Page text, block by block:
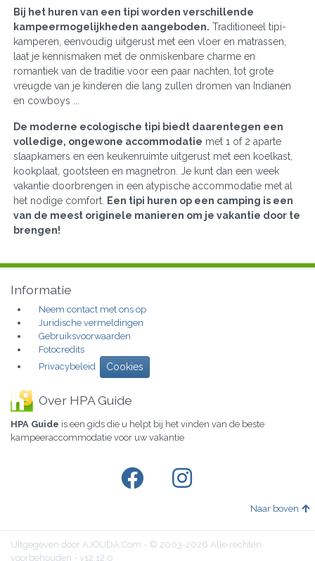
Bij het huren van een tipi worden verschillende
kampeermogelijkheden aangeboden. Traditioneel tipi-
kamperen, eenvoudig uitgerust met een vloer en matrassen,
laat je kennismaken met de onmiskenbare charme en
romantiek van de traditie voor een paar nachten, tot grote
vreugde van je kinderen die lang zullen dromen van Indianen
en cowboys ...
De moderne ecologische tipi biedt daarentegen een
volledige, ongewone accommodatie met 1 of 2 aparte
slaapkamers en een keukenruimte uitgerust met een koelkast,
kookplaat, gootsteen en magnetron. Je kunt dan een week
vakantie doorbrengen in een atypische accommodatie met al
het nodige comfort.
Een tipi huren op een camping is een
van de meest originele manieren om je vakantie door te
brengen!
Informatie
Neem contact met ons op
Juridische vermeldingen
Gebruiksvoorwaarden
Fotocredits
Privacybeleid
Cookies
Over HPA Guide
HPA Guide is een gids die u helpt bij het vinden van de beste
kampeeraccommodatie voor uw vakantie
Naar boven
Uitgegeven door AJOUDA.Com - © 2003-2026 Alle rechten
voorbehouden - v12.12.0